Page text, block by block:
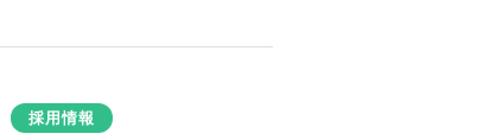
採用情報